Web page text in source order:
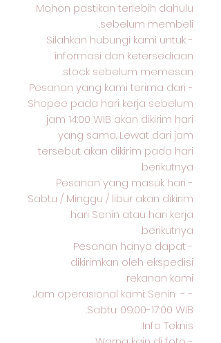
Mohon pastikan terlebih dahulu
sebelum membeli.
- Silahkan hubungi kami untuk
informasi dan ketersediaan
stock sebelum memesan.
- Pesanan yang kami terima dari
Shopee pada hari kerja sebelum
jam 14:00 WIB akan dikirim hari
yang sama. Lewat dari jam
tersebut akan dikirim pada hari
berikutnya.
- Pesanan yang masuk hari
Sabtu / Minggu / libur akan dikirim
hari Senin atau hari kerja
berikutnya.
- Pesanan hanya dapat
dikirimkan oleh ekspedisi
rekanan kami.
- Jam operasional kami: Senin -
Sabtu: 09:00-17:00 WIB.
Info Teknis: